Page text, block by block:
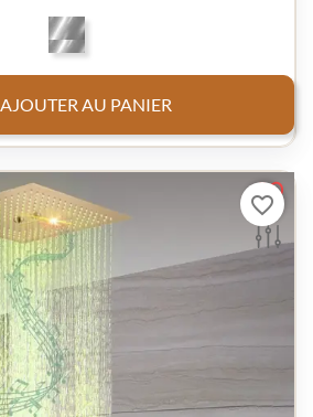
AJOUTER AU PANIER
favorite_border